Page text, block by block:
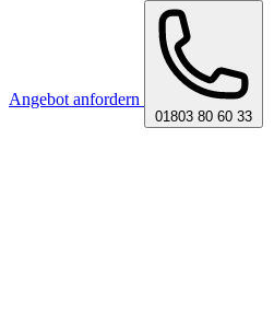
Angebot anfordern
01803 80 60 33